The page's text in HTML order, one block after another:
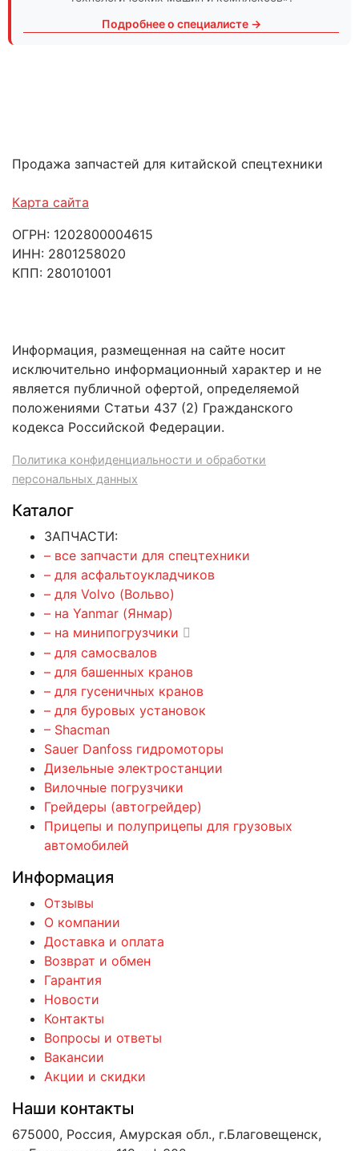
Подробнее о специалисте →
Продажа запчастей для китайской спецтехники
Карта сайта
ОГРН: 1202800004615
ИНН: 2801258020
КПП: 280101001
Информация, размещенная на сайте носит
исключительно информационный характер и не
является публичной офертой, определяемой
положениями Статьи 437 (2) Гражданского
кодекса Российской Федерации.
Политика конфиденциальности и обработки
персональных данных
Каталог
ЗАПЧАСТИ:
– все запчасти для спецтехники
– для асфальтоукладчиков
– для Volvo (Вольво)
– на Yanmar (Янмар)
– на минипогрузчики
– для самосвалов
– для башенных кранов
– для гусеничных кранов
– для буровых установок
– Shacman
Sauer Danfoss гидромоторы
Дизельные электростанции
Вилочные погрузчики
Грейдеры (автогрейдер)
Прицепы и полуприцепы для грузовых
автомобилей
Информация
Отзывы
О компании
Доставка и оплата
Возврат и обмен
Гарантия
Новости
Контакты
Вопросы и ответы
Вакансии
Акции и скидки
Наши контакты
675000, Россия, Амурская обл., г.Благовещенск,